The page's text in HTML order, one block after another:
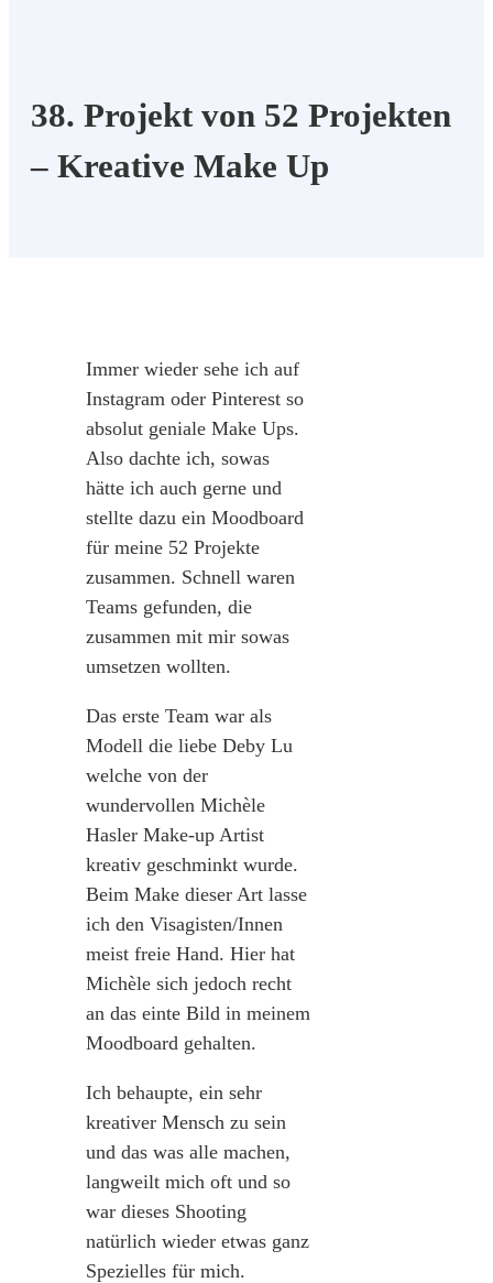
38. Projekt von 52 Projekten
– Kreative Make Up
Immer wieder sehe ich auf
Instagram oder Pinterest so
absolut geniale Make Ups.
Also dachte ich, sowas
hätte ich auch gerne und
stellte dazu ein Moodboard
für meine 52 Projekte
zusammen. Schnell waren
Teams gefunden, die
zusammen mit mir sowas
umsetzen wollten.
Das erste Team war als
Modell die liebe Deby Lu
welche von der
wundervollen Michèle
Hasler Make-up Artist
kreativ geschminkt wurde.
Beim Make dieser Art lasse
ich den Visagisten/Innen
meist freie Hand. Hier hat
Michèle sich jedoch recht
an das einte Bild in meinem
Moodboard gehalten.
Ich behaupte, ein sehr
kreativer Mensch zu sein
und das was alle machen,
langweilt mich oft und so
war dieses Shooting
natürlich wieder etwas ganz
Spezielles für mich.